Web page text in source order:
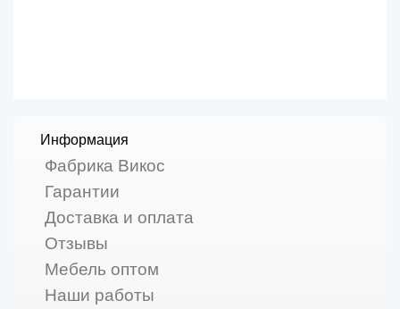
Информация
Фабрика Викос
Гарантии
Доставка и оплата
Отзывы
Мебель оптом
Наши работы